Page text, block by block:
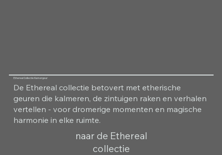
Ethereal Collectie Kamergeur
De Ethereal collectie betovert met etherische
geuren die kalmeren, de zintuigen raken en verhalen
vertellen - voor dromerige momenten en magische
harmonie in elke ruimte.
naar de Ethereal
collectie